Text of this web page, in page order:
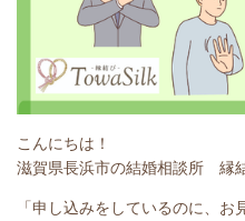
こんにちは！
滋賀県長浜市の結婚相談所 縁
「申し込みをしているのに、お